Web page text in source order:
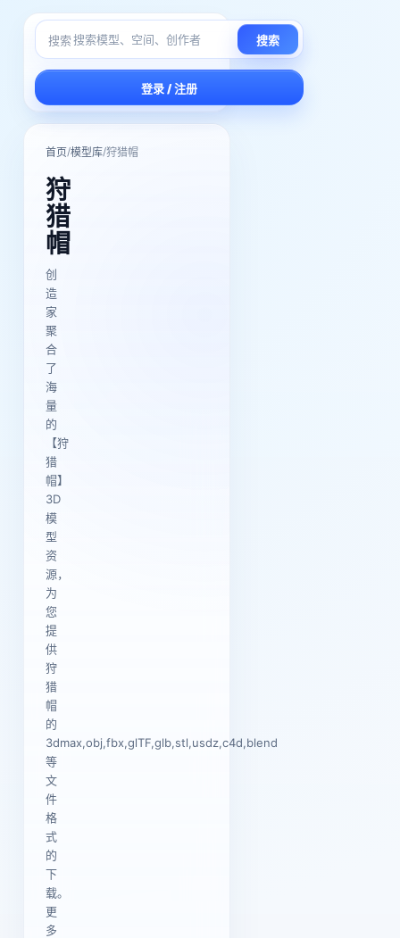
搜索 搜索
登录 / 注册
首页/模型库/狩猎帽
狩
猎
帽
创
造
家
聚
合
了
海
量
的
【狩
猎
帽】
3D
模
型
资
源，
为
您
提
供
狩
猎
帽
的
3dmax,obj,fbx,glTF,glb,stl,usdz,c4d,blend
等
文
件
格
式
的
下
载。
更
多